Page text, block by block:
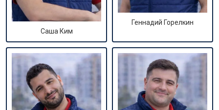
Саша Ким
Геннадий Горелкин